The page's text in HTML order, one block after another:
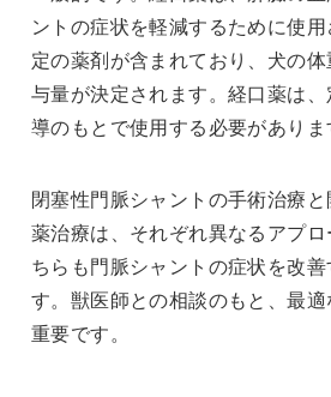
ントの症状を軽減するために使
定の薬剤が含まれており、犬の
与量が決定されます。経口薬は
導のもとで使用する必要がありま
閉塞性門脈シャントの手術治療
薬治療は、それぞれ異なるアプ
ちらも門脈シャントの症状を改
す。獣医師との相談のもと、最
重要です。